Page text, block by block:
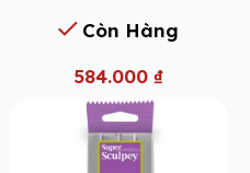
Còn Hàng
584.000₫